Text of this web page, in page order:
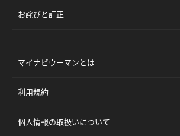
お詫びと訂正
マイナビウーマンとは
利用規約
個人情報の取扱いについて